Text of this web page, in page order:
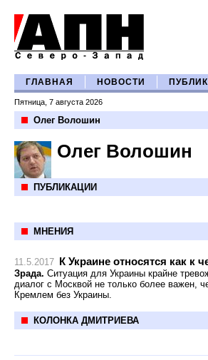
ГЛАВНАЯ НОВОСТИ
Пятница, 7 августа 2026
Олег Волошин
Олег Волошин
ПУБЛИКАЦИИ
МНЕНИЯ
11.5.2017 К Украине относятся как к
Зрада. Ситуация для Украины крайне
диалог с Москвой не только более важен,
Кремлем без Украины.
КОЛОНКА ДМИТРИЕВА